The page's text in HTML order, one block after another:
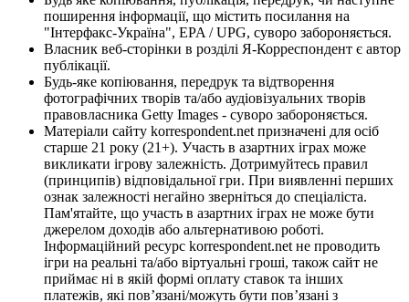
поширення інформації, що містить посилання на
"Інтерфакс-Україна", EPA / UPG, суворо забороняється.
Власник веб-сторінки в розділі Я-Корреспондент є автор
публікації.
Будь-яке копіювання, передрук та відтворення
фотографічних творів та/або аудіовізуальних творів
правовласника Getty Images - суворо забороняється.
Матеріали сайту korrespondent.net призначені для осіб
старше 21 року (21+). Участь в азартних іграх може
викликати ігрову залежність. Дотримуйтесь правил
(принципів) відповідальної гри. При виявленні перших
ознак залежності негайно зверніться до спеціаліста.
Пам'ятайте, що участь в азартних іграх не може бути
джерелом доходів або альтернативою роботі.
Інформаційний ресурс korrespondent.net не проводить
ігри на реальні та/або віртуальні гроші, також сайт не
приймає ні в якій формі оплату ставок та інших
платежів, які пов’язані/можуть бути пов’язані з